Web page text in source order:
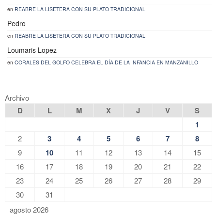
en REABRE LA LISETERA CON SU PLATO TRADICIONAL
Pedro
en REABRE LA LISETERA CON SU PLATO TRADICIONAL
Loumaris Lopez
en CORALES DEL GOLFO CELEBRA EL DÍA DE LA INFANCIA EN MANZANILLO
Archivo
agosto 2026
D L M X J V
S
1
2 3 4 5 6 7 8
9 10 11 12 13 14
15
16
17 18 19 20 21
22
23
24 25 26 27 28
29
30
31